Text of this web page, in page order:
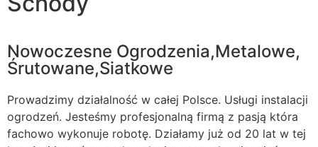
Nowoczesne Ogrodzenia,Metalowe,
Śrutowane,Siatkowe
Prowadzimy działalność w całej Polsce. Usługi instalacji
ogrodzeń. Jesteśmy profesjonalną firmą z pasją która
fachowo wykonuje robotę. Działamy już od 20 lat w tej